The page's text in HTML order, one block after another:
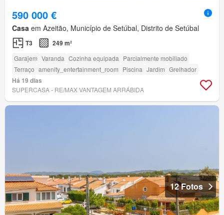
590 000 €
Casa em Azeitão, Município de Setúbal, Distrito de Setúbal
T3 249 m²
Garajem Varanda Cozinha equipada Parcialmente mobiliado
Terraço amenity_entertainment_room Piscina Jardim Grelhador
Há 19 dias
SUPERCASA - RE/MAX VANTAGEM ARRÁBIDA
12 Fotos